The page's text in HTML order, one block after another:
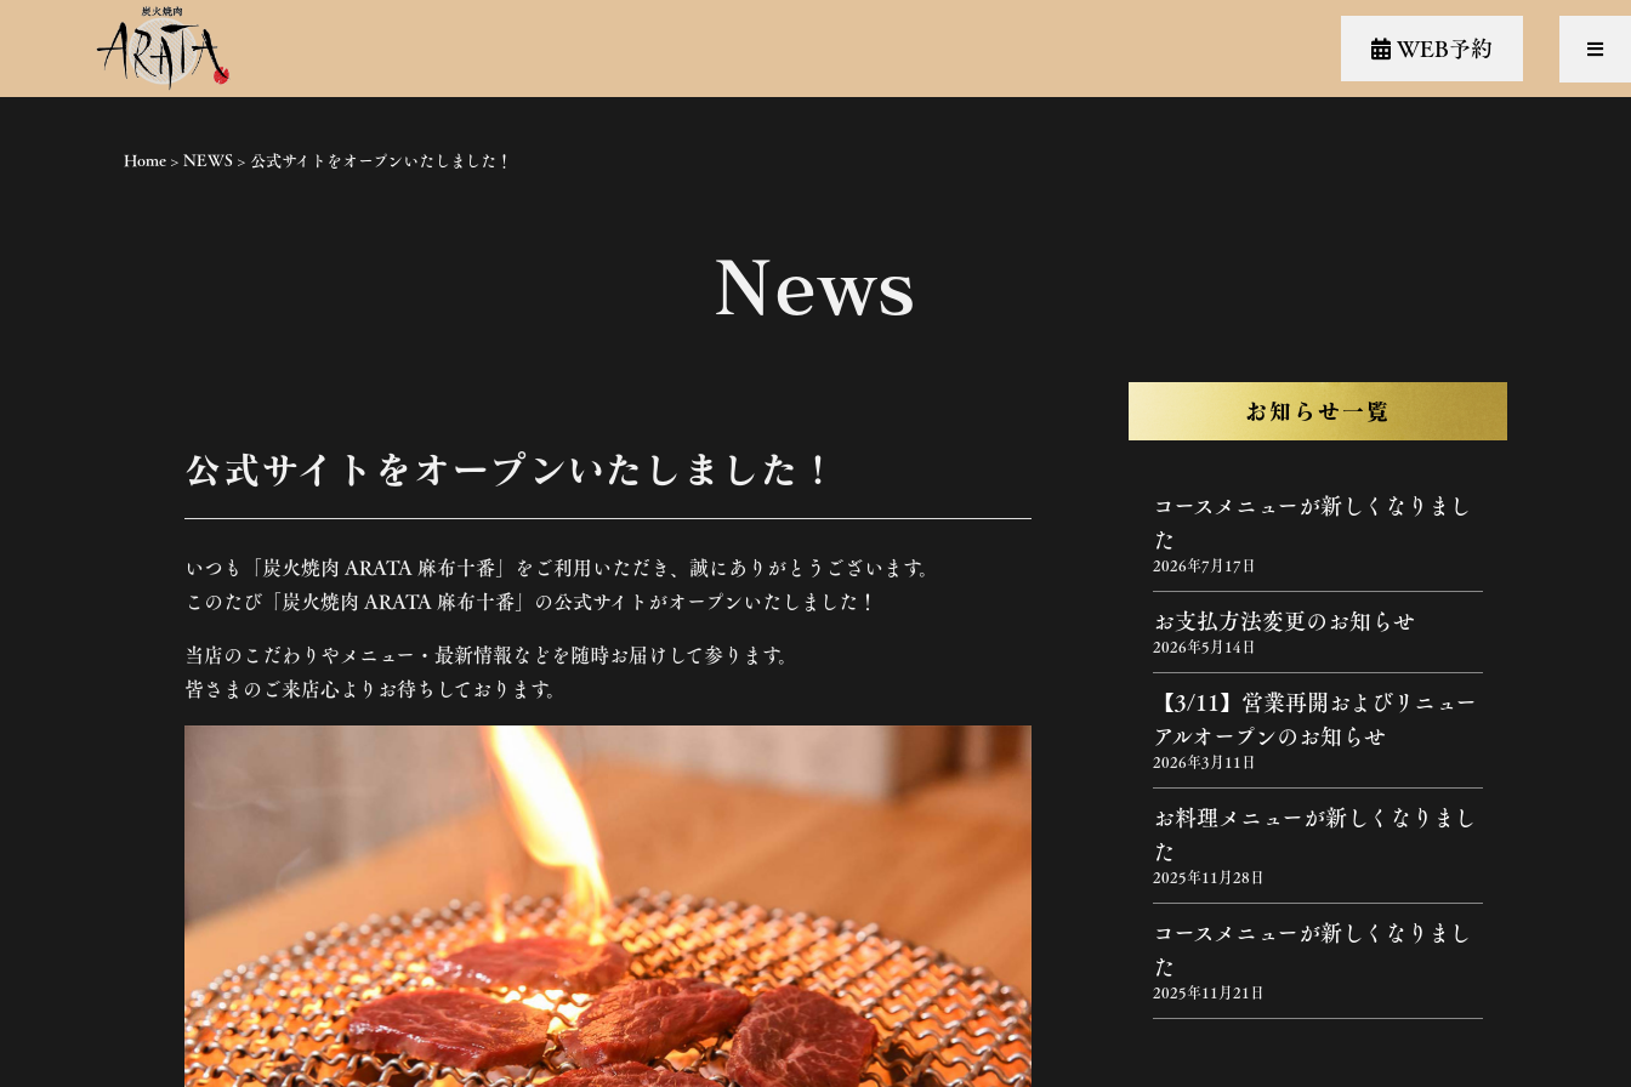
WEB予約
Home>NEWS > 公式サイトをオープンいたしました！
News
公式サイトをオープンいたしました！
いつも「炭火焼肉 ARATA 麻布十番」をご利用いただき、誠にありがとうございます。
このたび「炭火焼肉 ARATA 麻布十番」の公式サイトがオープンいたしました！
当店のこだわりやメニュー・最新情報などを随時お届けして参ります。
皆さまのご来店心よりお待ちしております。
お知らせ一覧
コースメニューが新しくなりまし
た
2026年7月17日
お支払方法変更のお知らせ
2026年5月14日
【3/11】営業再開およびリニュー
アルオープンのお知らせ
2026年3月11日
お料理メニューが新しくなりまし
た
2025年11月28日
コースメニューが新しくなりまし
た
2025年11月21日